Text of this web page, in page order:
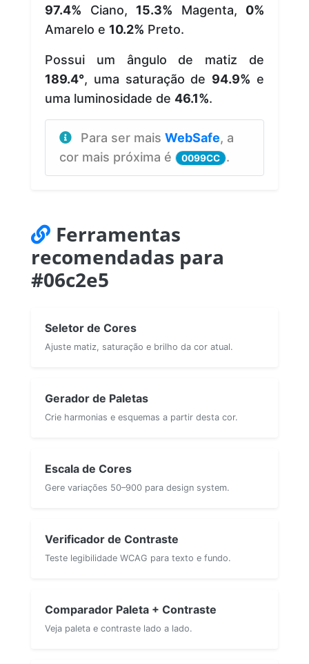
97.4% Ciano, 15.3% Magenta, 0%
Amarelo e 10.2% Preto.
Possui um ângulo de matiz de
189.4°, uma saturação de 94.9% e
uma luminosidade de 46.1%.
Para ser mais WebSafe, a
cor mais próxima é
0099CC .
Ferramentas
recomendadas para
#06c2e5
Seletor de Cores
Ajuste matiz, saturação e brilho da cor atual.
Gerador de Paletas
Crie harmonias e esquemas a partir desta cor.
Escala de Cores
Gere variações 50–900 para design system.
Verificador de Contraste
Teste legibilidade WCAG para texto e fundo.
Comparador Paleta + Contraste
Veja paleta e contraste lado a lado.